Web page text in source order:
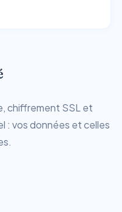
chiffrement SSL et
: vos données et celles